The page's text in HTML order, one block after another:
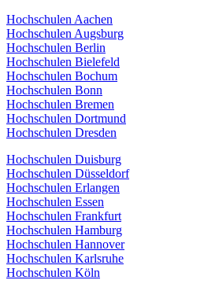
Hochschulen Aachen
Hochschulen Augsburg
Hochschulen Berlin
Hochschulen Bielefeld
Hochschulen Bochum
Hochschulen Bonn
Hochschulen Bremen
Hochschulen Dortmund
Hochschulen Dresden
Hochschulen Duisburg
Hochschulen Düsseldorf
Hochschulen Erlangen
Hochschulen Essen
Hochschulen Frankfurt
Hochschulen Hamburg
Hochschulen Hannover
Hochschulen Karlsruhe
Hochschulen Köln